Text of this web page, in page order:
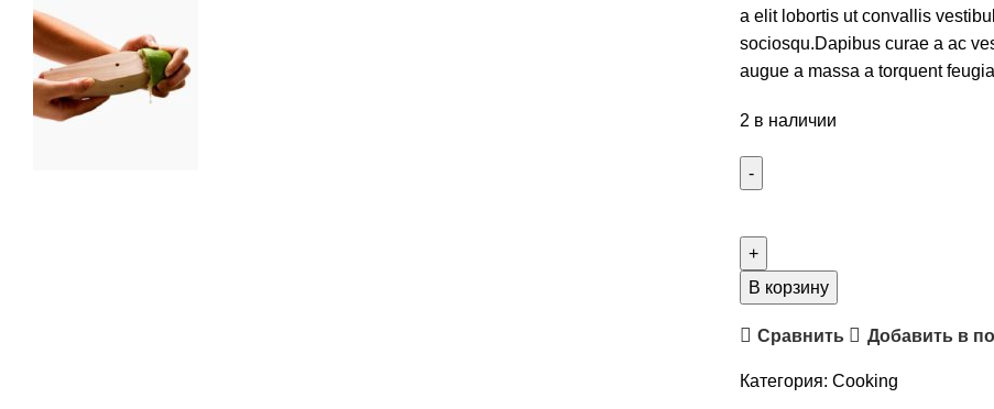
a elit lobortis ut convallis
sociosqu.Dapibus curae a ac
augue a massa a torquent
2 в наличии
Decoration
wooden
В корзину
Сравнить Добавить в
Категория: Cooking